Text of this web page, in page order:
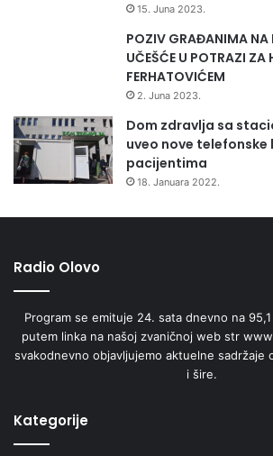
15. Juna 2023.
POZIV GRAĐANIMA
UČEŠĆE U POTRAZI
FERHATOVIĆEM
2. Juna 2023.
Dom zdravlja sa
uveo nove
pacijentima
18. Januara 2022.
Radio Olovo
Program se emituje 24. sata dnevno na
putem linka na našoj zvaničnoj web str
svakodnevno objavljujemo aktuelne sadržaje
i šire.
Kategorije